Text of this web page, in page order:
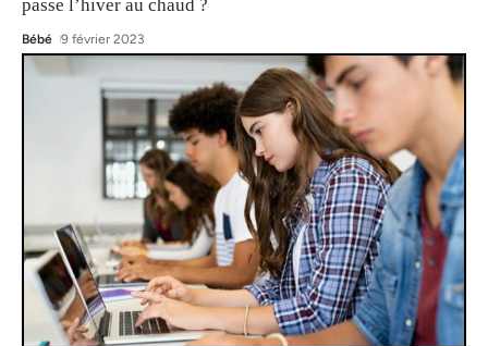
passe l’hiver au chaud ?
Bébé 9 février 2023